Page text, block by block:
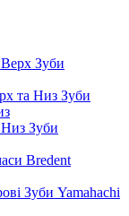
Зуби
Зуби
Зуби
Bredent
Зуби Yamahachi